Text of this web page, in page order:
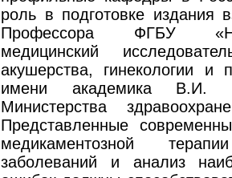
роль в подготовке издания
Профессора ФГБУ
медицинский
акушерства, гинекологии и
имени академика В.И.
Министерства
Представленные
медикаментозной
заболеваний и анализ